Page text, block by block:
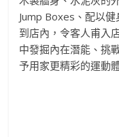
Jump Boxes 、配以
到店內，令客人甫入
中發掘內在潛能、挑
予用家更精彩的運動